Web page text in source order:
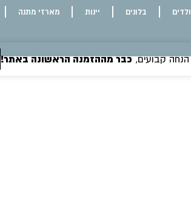
בלונים יינות מארזי מתנה
כבר מההזמנה הראשונה באתר!